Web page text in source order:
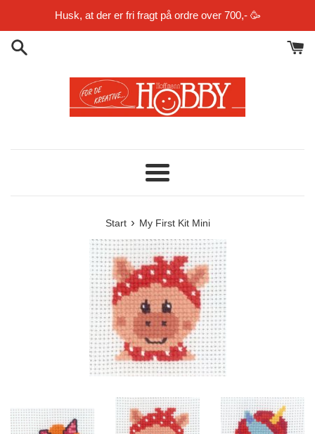
indhold
Husk, at der er fri fragt på ordre over 700,- 🥳
Menu
Start › My First Kit Mini